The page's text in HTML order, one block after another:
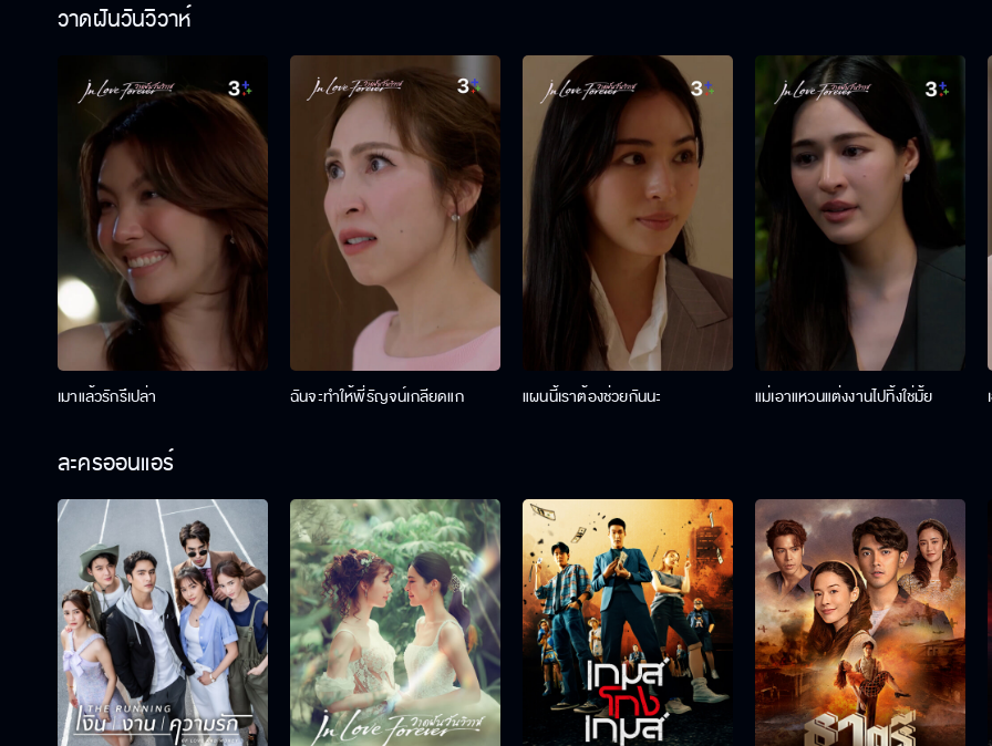
วาดฝันวันวิวาห์
เมาแล้วรักรึเปล่า ฉันจะทำให้พี่รัญจน์เกลียดแก แผนนี้เราต้องช่วยกันนะ แม่เอาแหวนแต่งงานไปทิ้งใช่มั้ย
ละครออนแอร์